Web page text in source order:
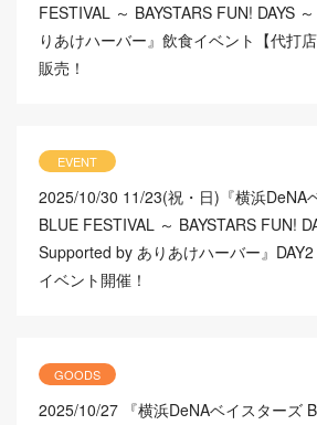
FESTIVAL ～ BAYSTARS FUN! DAYS
りあけハーバー』飲食イベント【代打
販売！
EVENT
2025/10/30 11/23(祝・日)『横浜DeNA
BLUE FESTIVAL ～ BAYSTARS FUN!
Supported by ありあけハーバー』
イベント開催！
GOODS
2025/10/27 『横浜DeNAベイスターズ